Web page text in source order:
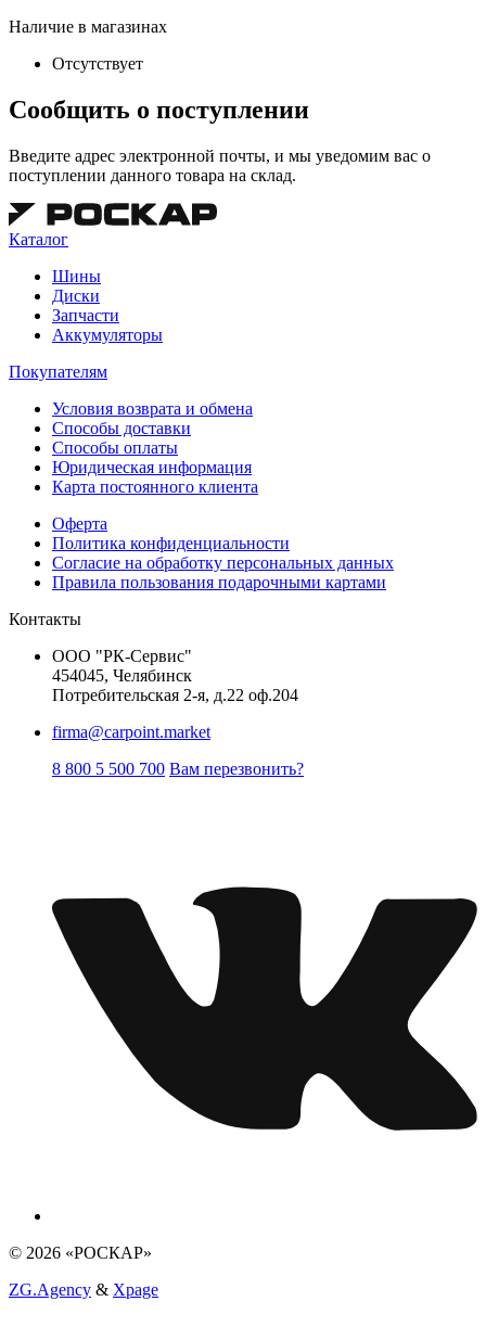
Наличие в магазинах
Отсутствует
Сообщить о поступлении
Введите адрес электронной почты, и мы уведомим вас о
поступлении данного товара на склад.
Каталог
Шины
Диски
Запчасти
Аккумуляторы
Покупателям
Условия возврата и обмена
Способы доставки
Способы оплаты
Юридическая информация
Карта постоянного клиента
Оферта
Политика конфиденциальности
Согласие на обработку персональных данных
Правила пользования подарочными картами
Контакты
ООО "РК-Сервис"
454045, Челябинск
Потребительская 2-я, д.22 оф.204
firma@carpoint.market
8 800 5 500 700 Вам перезвонить?
© 2026 «РОСКАР»
ZG.Agency & Xpage